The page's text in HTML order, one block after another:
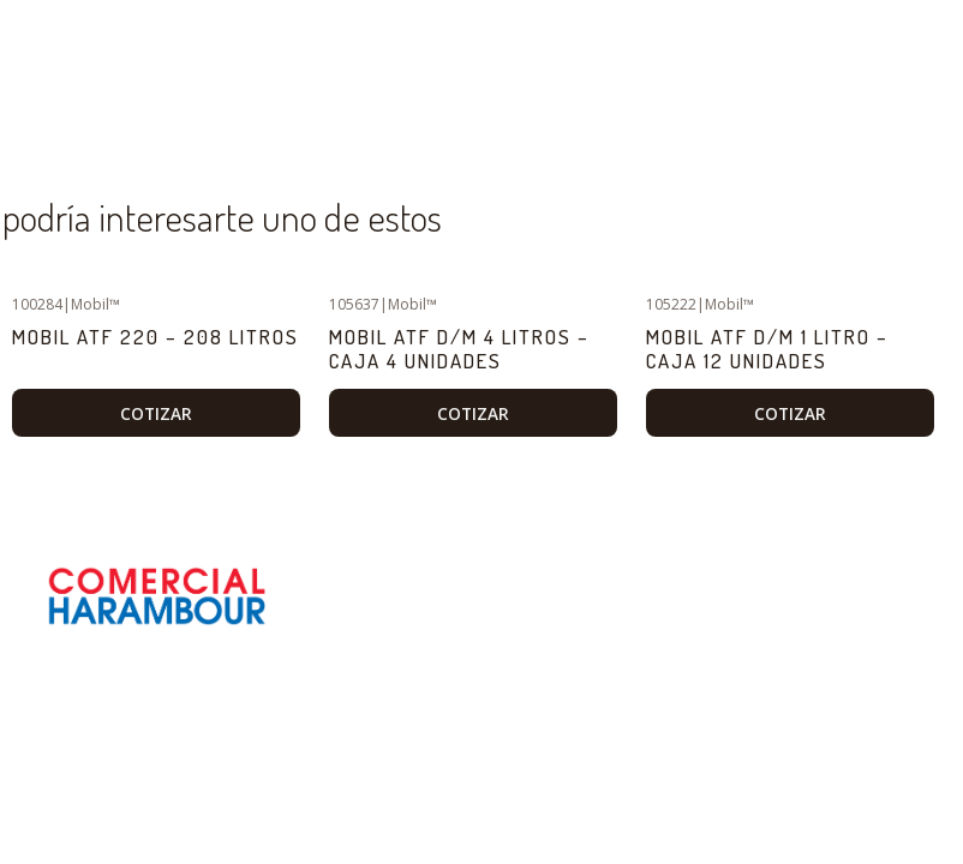
interesarte uno de estos
100284| Mobil™
MOBIL ATF 220 – 208 LITROS
COTIZAR
105637 | Mobil™
MOBIL ATF D/M 4 LITROS –
CAJA 4 UNIDADES
COTIZAR
105222| Mobil™
MOBIL ATF D/M 1 LITRO –
CAJA 12 UNIDADES
COTIZAR